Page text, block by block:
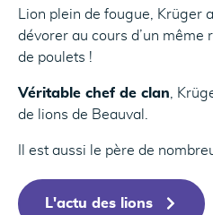
Lion plein de fougue, Krüger
dévorer au cours d’un même
de poulets !
Véritable chef de clan ,
de lions de Beauval.
Il est aussi le père de
L'actu des lions